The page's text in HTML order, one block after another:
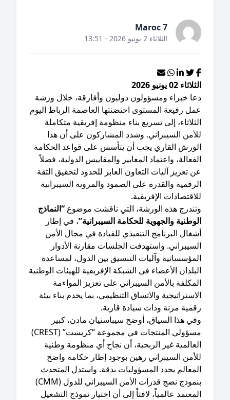
Maroc 7
الثلاثاء 2 يونيو 2026 - 13:51
خبراء ومسؤولون دوليون وأفارقة، خلال ورشة
رفيعة المستوى احتضنتها العاصمة الرباط اليوم
إلى تسريع بناء منظومة إفريقية متكاملة
السيبراني. وشدد المشاركون على أن هذا
القاري يجب أن يتأسس على قواعد الحكامة
واعتماد المعايير والمقاييس الدولية، فضلاً
تعزيز آليات التعاون العابر للحدود لتحقيق الثقة
والقدرة على الصمود والمرونة السيبرانية
الإفريقية.
هذه الورشة، التي ناقشت موضوع“النماذج
والجهوية للحكامة السيبرانية”، في إطار
البرنامج التنفيذي للقيادة في مجال الأمن
واستهدفت الجلسات مقارنة الأدوار
وآليات التنسيق بين الدول، لمساعدة
الأعضاء في الشبكة الإفريقية للهيئات الوطنية
بالأمن السيبراني على تعزيز المواءمة
والاتساق التنظيمي، بما يخدم بناء بيئة
مرنة وذات سيادة قارية.
هذا السياق، أوضح سيباستيان مادن، كبير
مسؤولي المنتجات في مجموعة “كريست” (CREST)
غير الربحية، أن نجاح أي منظومة وطنية
السيبراني رهين بوجود إطار حكامة واضح
يحدد المسؤوليات بدقة. واستدل المتحدث
بنموذج نضج قدرات الأمن السيبراني للدول (CMM)
عالمياً، لافتاً إلى أن اختيار نموذج التشغيل